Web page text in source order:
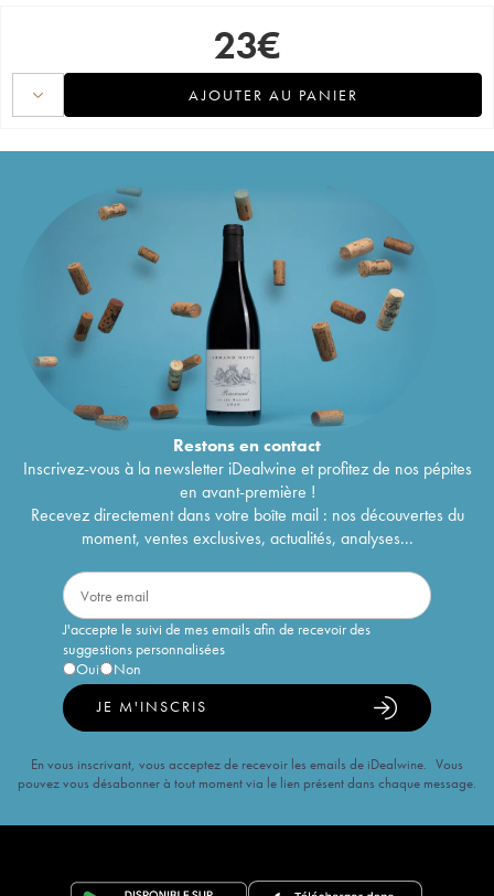
23€
AJOUTER AU PANIER
Restons encontact
Inscrivez-vous à la newsletter iDealwine et profitez de nos pépites
en avant-première !
Recevez directement dans votre boîte mail : nos découvertes du
moment, ventes exclusives, actualités, analyses...
J'accepte le suivi de mes emails afin de recevoir des
suggestions personnalisées
Oui
Non
JE M'INSCRIS
En vous inscrivant, vous acceptez de recevoir les emails de iDealwine. Vous
pouvez vous désabonner à tout moment via le lien présent dans chaque message.